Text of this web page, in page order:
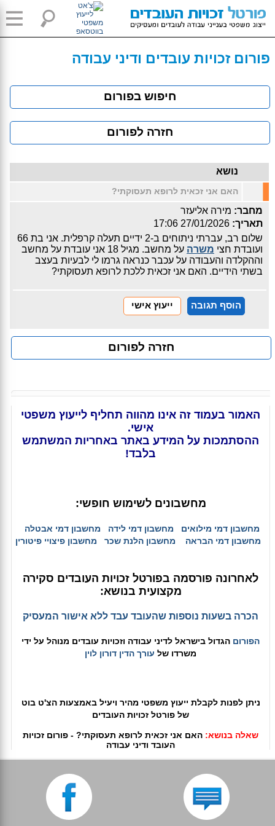
פורום זכויות עובדים ודיני עבודה
חיפוש בפורום
חזרה לפורום
נושא
האם אני זכאית לרופא תעסוקתי?
מחבר: מירה אליעזר
תאריך: 27/01/2026 17:06
שלום רב, עברתי ניתוחים ב-2 ידיים תעלה קרפלית. אני בת 66
ועובדת חצי משרה
על מחשב. מגיל 18 אני עובדת על מחשב
וההקלדה והעבודה על עכבר כנראה גרמו לי לבעיות בעצב
בשתי הידיים. האם אני זכאית ללכת לרופא תעסוקתי?
הוסף תגובה ייעוץ אישי
חזרה לפורום
האמור בעמוד זה אינו מהווה תחליף לייעוץ משפטי
אישי.
ההסתמכות על המידע באתר באחריות המשתמש
בלבד!
מחשבונים לשימוש חופשי:
מחשבון דמי מילואים מחשבון דמי לידה
מחשבון דמי אבטלה
מחשבון דמי הבראה
מחשבון הלנת שכר מחשבון פיצויי פיטורין
לאחרונה פורסמה בפורטל זכויות העובדים סקירה
מקצועית בנושא:
הכרה בשעות נוספות שהעובד עבד ללא אישור המעסיק
הפורום הגדול בישראל לדיני עבודה וזכויות עובדים מנוהל על ידי
משרדו של עורך הדין דורון לוין
ניתן לפנות לקבלת ייעוץ משפטי מהיר ויעיל באמצעות הצ'ט בוט
של פורטל זכויות העובדים
שאלה בנושא: האם אני זכאית לרופא תעסוקתי? - פורום זכויות
העובד ודיני עבודה